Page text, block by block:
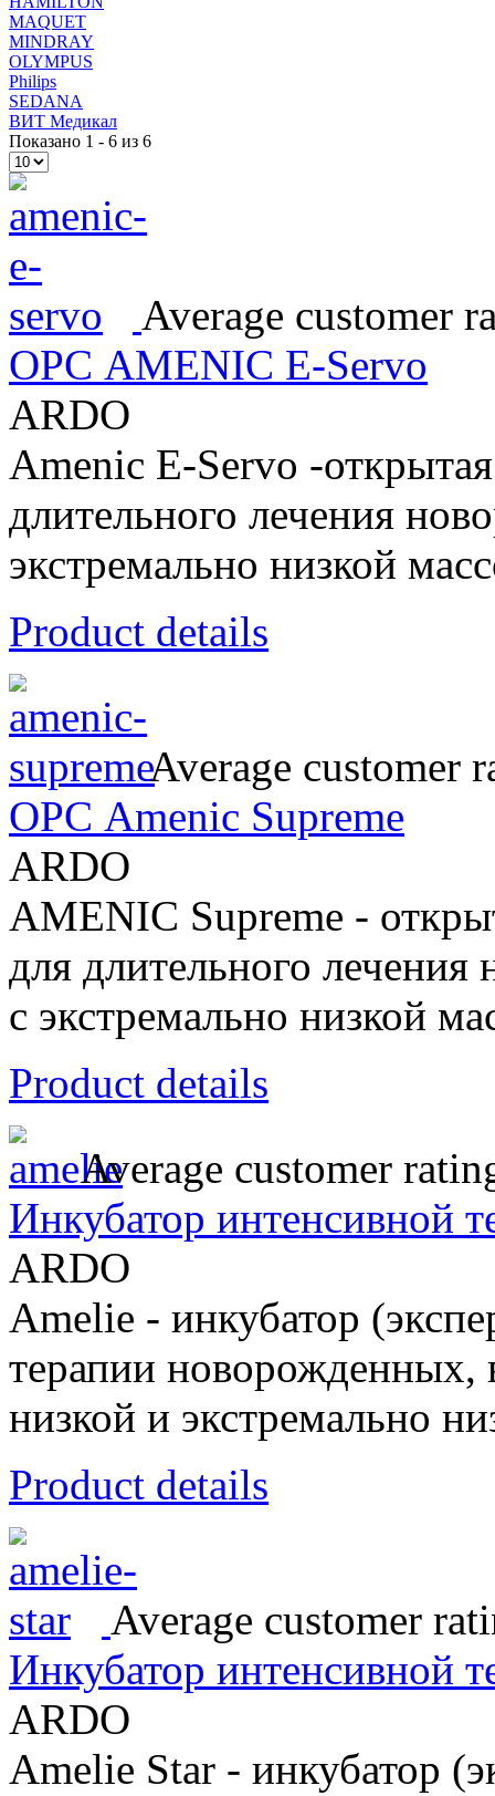
MAQUET
MINDRAY
OLYMPUS
Philips
SEDANA
ВИТ Медикал
Показано 1 - 6 из 6
Average customer
ОРС AMENIC E-Servo
ARDO
Amenic E-Servo -
длительного лечения
экстремально низкой
Product details
Average customer
ОРС Amenic Supreme
ARDO
AMENIC Supreme -
для длительного
с экстремально низкой
Product details
Average customer
Инкубатор интенсивной
ARDO
Amelie - инкубатор
терапии
низкой и экстремально
Product details
Average customer
Инкубатор интенсивной
ARDO
Amelie Star - инкубатор